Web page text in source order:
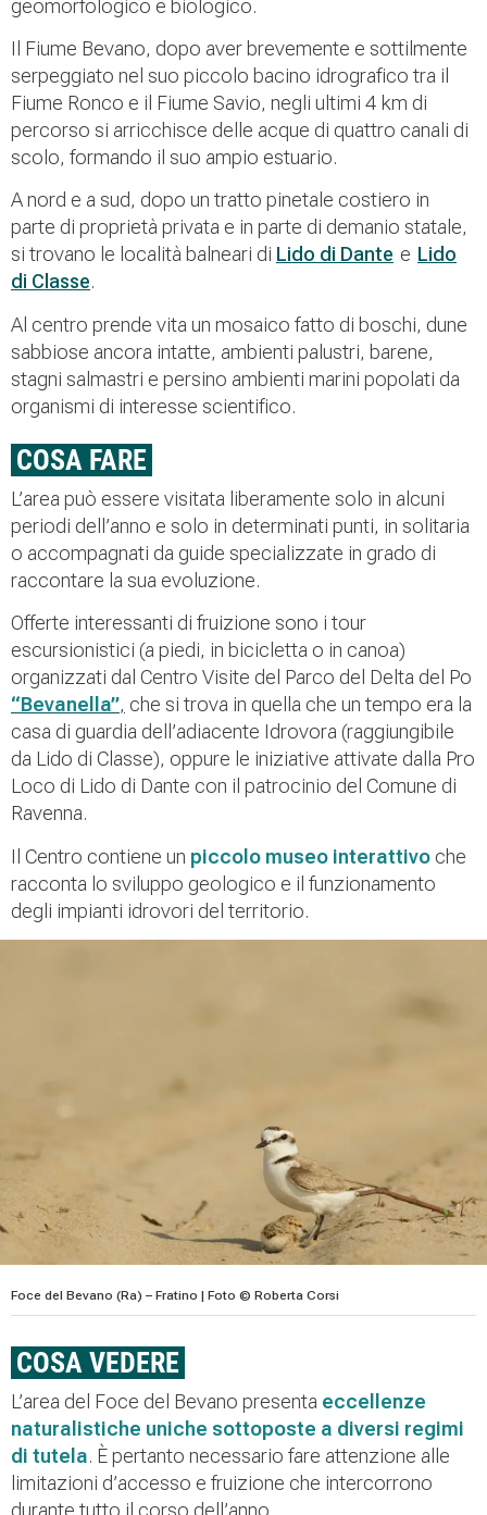
geomorfologico e biologico.
Il Fiume Bevano, dopo aver brevemente e sottilmente
serpeggiato nel suo piccolo bacino idrografico tra il
Fiume Ronco e il Fiume Savio, negli ultimi 4 km di
percorso si arricchisce delle acque di quattro canali di
scolo, formando il suo ampio estuario.
A nord e a sud, dopo un tratto pinetale costiero in
parte di proprietà privata e in parte di demanio statale,
si trovano le località balneari di Lido di Dante e Lido
di Classe.
Al centro prende vita un mosaico fatto di boschi, dune
sabbiose ancora intatte, ambienti palustri, barene,
stagni salmastri e persino ambienti marini popolati da
organismi di interesse scientifico.
COSA FARE
L’area può essere visitata liberamente solo in alcuni
periodi dell’anno e solo in determinati punti, in solitaria
o accompagnati da guide specializzate in grado di
raccontare la sua evoluzione.
Offerte interessanti di fruizione sono i tour
escursionistici (a piedi, in bicicletta o in canoa)
organizzati dal Centro Visite del Parco del Delta del Po
“Bevanella”, che si trova in quella che un tempo era la
casa di guardia dell’adiacente Idrovora (raggiungibile
da Lido di Classe), oppure le iniziative attivate dalla Pro
Loco di Lido di Dante con il patrocinio del Comune di
Ravenna.
Il Centro contiene un piccolo museo interattivo che
racconta lo sviluppo geologico e il funzionamento
degli impianti idrovori del territorio.
Foce del Bevano (Ra) – Fratino | Foto © Roberta Corsi
COSA VEDERE
L’area del Foce del Bevano presenta eccellenze
naturalistiche uniche sottoposte a diversi regimi
di tutela. È pertanto necessario fare attenzione alle
limitazioni d’accesso e fruizione che intercorrono
durante tutto il corso dell’anno.